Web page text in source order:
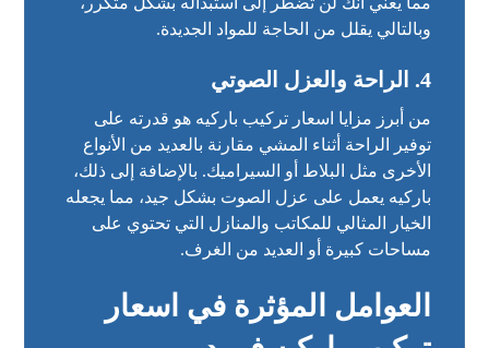
وبالتالي يقلل من الحاجة للمواد الجديدة.
4. الراحة والعزل الصوتي
من أبرز مزايا اسعار تركيب باركيه هو قدرته على
توفير الراحة أثناء المشي مقارنة بالعديد من الأنواع
الأخرى مثل البلاط أو السيراميك. بالإضافة إلى ذلك،
باركيه يعمل على عزل الصوت بشكل جيد، مما يجعله
الخيار المثالي للمكاتب والمنازل التي تحتوي على
مساحات كبيرة أو العديد من الغرف.
العوامل المؤثرة في اسعار